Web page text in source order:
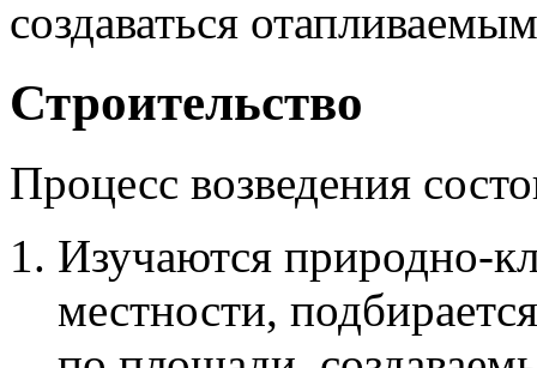
создаваться
Строительство
Процесс возведения
Изучаются природно-
местности,